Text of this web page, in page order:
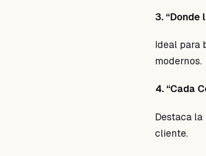
3. “Donde
Ideal para
modernos.
4. “Cada
Destaca
cliente.